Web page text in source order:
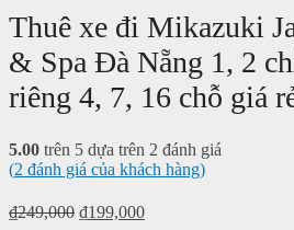
Thuê xe đi Mikazuki
& Spa Đà Nẵng 1, 2
riêng 4, 7, 16 chỗ giá
5.00 trên 5 dựa trên 2 đánh giá
(2 đánh giá của khách hàng)
₫249,000 ₫199,000